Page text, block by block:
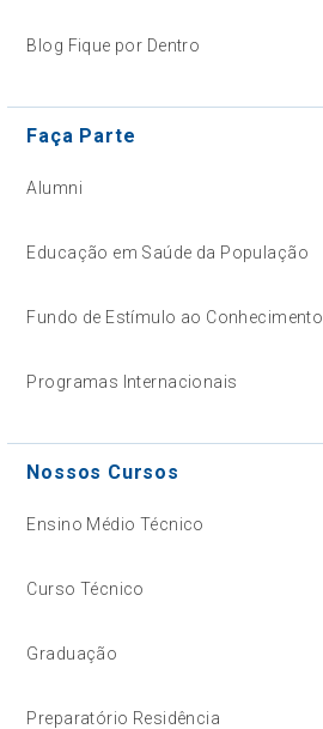
Blog Fique por Dentro
Faça Parte
Alumni
Educação em Saúde da População
Fundo de Estímulo ao Conhecimento
Programas Internacionais
Nossos Cursos
Ensino Médio Técnico
Curso Técnico
Graduação
Preparatório Residência